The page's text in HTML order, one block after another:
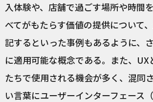
入体験や、店舗で過ごす場所や時間
べてがもたらす価値の提供について
記するといった事例もあるように、
に適用可能な概念である。また、UX
たちで使用される機会が多く、混同
い言葉にユーザーインターフェース